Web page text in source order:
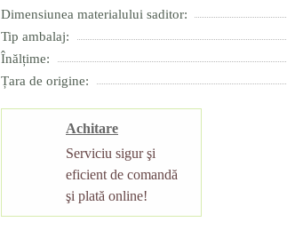
Dimensiunea materialului saditor:
Tip ambalaj:
Înălțime:
Țara de origine:
Achitare
Serviciu sigur şi
eficient de comandă
şi plată online!